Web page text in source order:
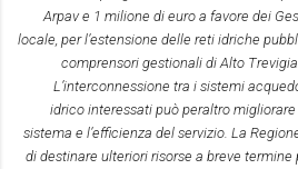
Arpav e 1 milione di euro a favore dei
locale, per l’estensione delle reti idriche
comprensori gestionali di Alto
L’interconnessione tra i sistemi
idrico interessati può peraltro
sistema e l’efficienza del servizio. La
di destinare ulteriori risorse a breve